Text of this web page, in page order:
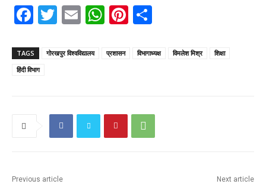
F
a
c
e
T
w
itt
E
m
ai
W
h
a
p
p
Pi
nt
er ar
TAGS गोरखपुर विश्वविद्यालय प्रशासन विभागाध्यक्ष विमलेश मिश्र
शिक्षा
हिंदी विभाग
Previous article Next article